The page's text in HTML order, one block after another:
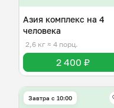
Азия комплекс на 4
человека
2,6 кг ≈ 4 порц.
2 400 ₽
Завтра c 10:00